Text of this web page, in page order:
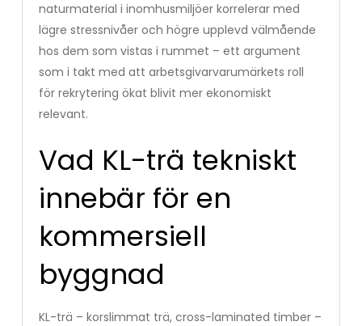
naturmaterial i inomhusmiljöer korrelerar med
lägre stressnivåer och högre upplevd välmående
hos dem som vistas i rummet – ett argument
som i takt med att arbetsgivarvarumärkets roll
för rekrytering ökat blivit mer ekonomiskt
relevant.
Vad KL-trä tekniskt
innebär för en
kommersiell
byggnad
KL-trä – korslimmat trä, cross-laminated timber –